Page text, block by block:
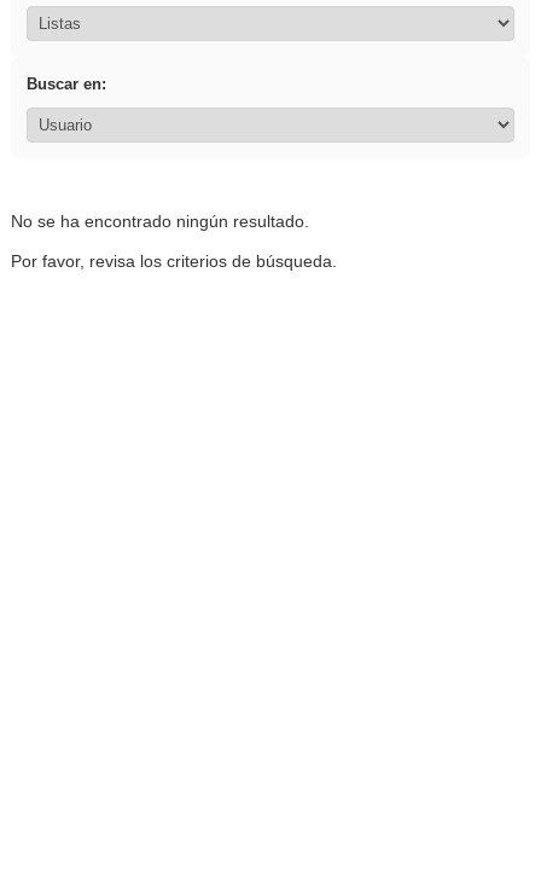
Buscar en:
No se ha encontrado ningún resultado.
Por favor, revisa los criterios de búsqueda.